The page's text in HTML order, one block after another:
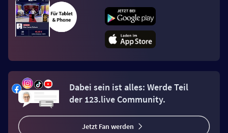
Dabei sein ist alles: Werde Teil
der 123.live Community.
Jetzt Fan werden